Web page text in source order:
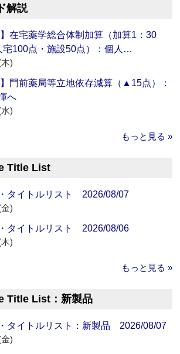
解説
】在宅薬学総合体制加算（加算1：30
宅100点・施設50点）：個人…
)
】門前薬局等立地依存減算（▲15点）：
へ
)
もっと見る »
Title List
タイトルリスト 2026/08/07
)
タイトルリスト 2026/08/06
)
もっと見る »
Title List：新製品
タイトルリスト：新製品 2026/08/07
)